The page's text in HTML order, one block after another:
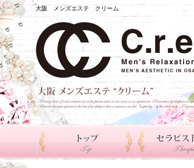
大阪 メンズエステ クリーム